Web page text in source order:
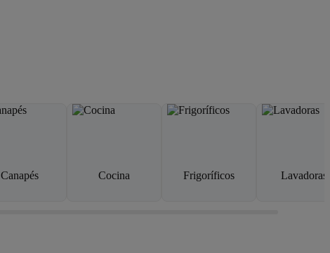
Canapés Cocina Frigoríficos Lavadoras